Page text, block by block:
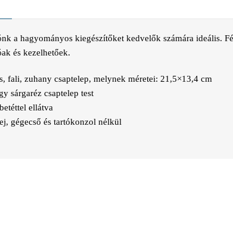
a hagyományos kiegészítőket kedvelők számára ideális.
és kezelhetőek.
fali, zuhany csaptelep, melynek méretei: 21,5×13,4 cm
sárgaréz csaptelep test
ellátva
gégecső és tartókonzol nélkül